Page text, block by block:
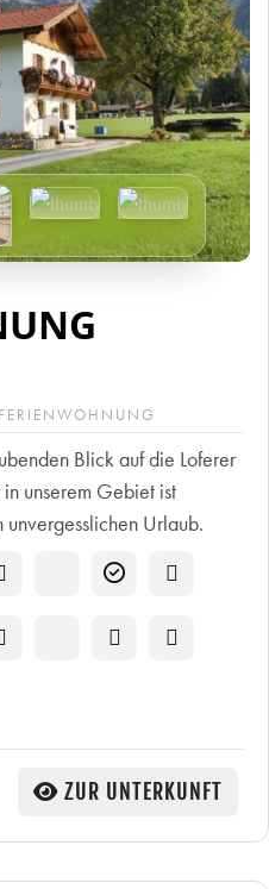
Blick auf die Loferer
unserem Gebiet ist
Urlaub.
ZUR UNTERKUNFT